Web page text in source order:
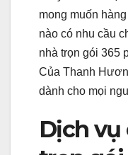
mong muốn
nào có nhu cầu
nhà trọn gói 365
Của Thanh
dành cho mọi
Dịch